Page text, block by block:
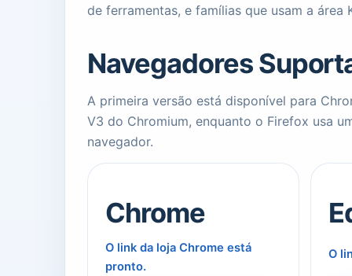
de ferramentas, e famílias que usam a
Navegadores
A primeira versão está disponível para
V3 do Chromium, enquanto o Firefox usa
navegador.
Chrome
O link da loja Chrome está
pronto.
O